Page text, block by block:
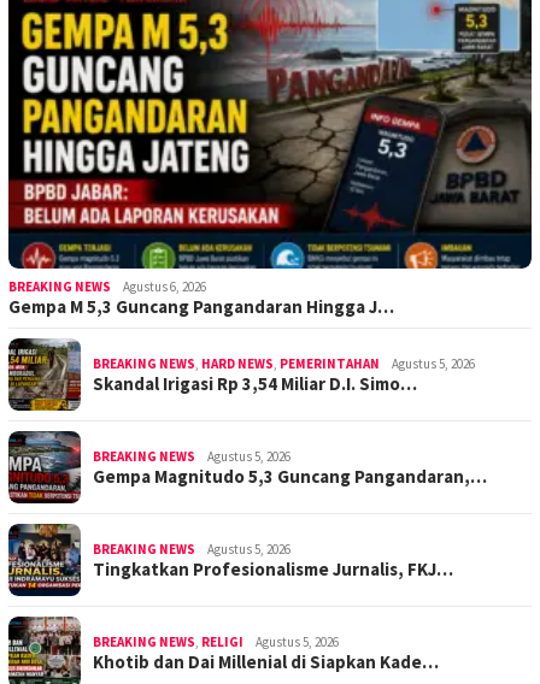
BREAKING NEWS Agustus 6, 2026
Gempa M 5,3 Guncang Pangandaran Hingga J…
BREAKING NEWS, HARD NEWS, PEMERINTAHAN Agustus 5, 2026
Skandal Irigasi Rp 3,54 Miliar D.I. Simo…
BREAKING NEWS Agustus 5, 2026
Gempa Magnitudo 5,3 Guncang Pangandaran,…
BREAKING NEWS Agustus 5, 2026
Tingkatkan Profesionalisme Jurnalis, FKJ…
BREAKING NEWS, RELIGI Agustus 5, 2026
Khotib dan Dai Millenial di Siapkan Kade…